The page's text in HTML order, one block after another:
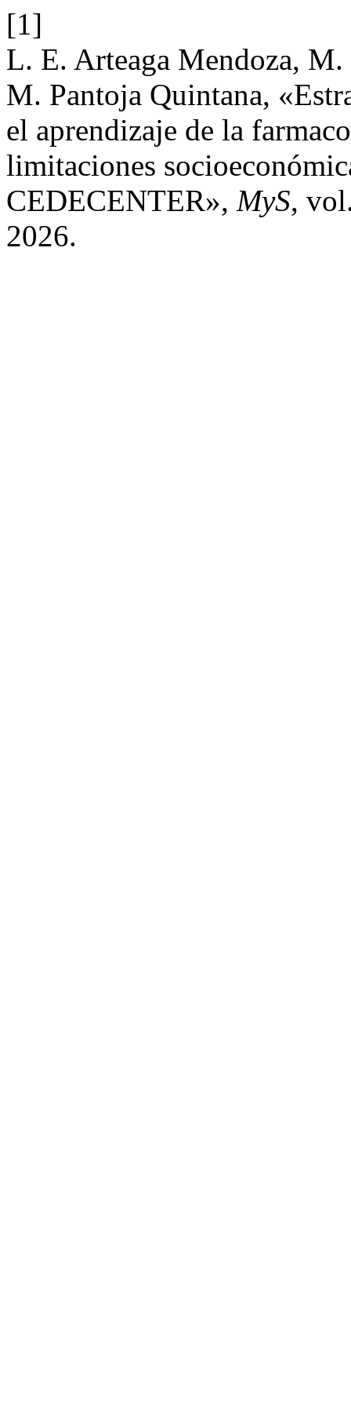
[1]
L. E. Arteaga Mendoza,
M. Pantoja Quintana,
el aprendizaje de la
limitaciones
CEDECENTER», MyS,
2026.